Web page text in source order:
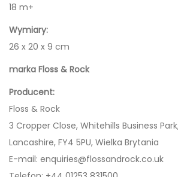
a
k
m
i
P
o
d
18 m+
Wymiary:
26 x 20 x 9 cm
marka Floss & Rock
Producent:
Floss & Rock
3 Cropper Close, Whitehills Business
Lancashire, FY4 5PU, Wielka Brytania
E-mail: enquiries@flossandrock.co.uk